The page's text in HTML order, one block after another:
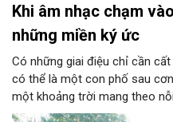
Khi âm nhạc chạm
những miền ký ức
Có những giai điệu chỉ cần
có thể là một con phố sau
một khoảng trời mang theo
tại Nhà Bát Giác - Vườn hoa